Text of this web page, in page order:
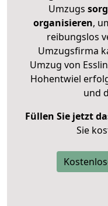
Umzugs
organisieren,
reibungslos
Umzugsfirma
Umzug von
Hohentwiel
und
Füllen Sie jetzt
Sie